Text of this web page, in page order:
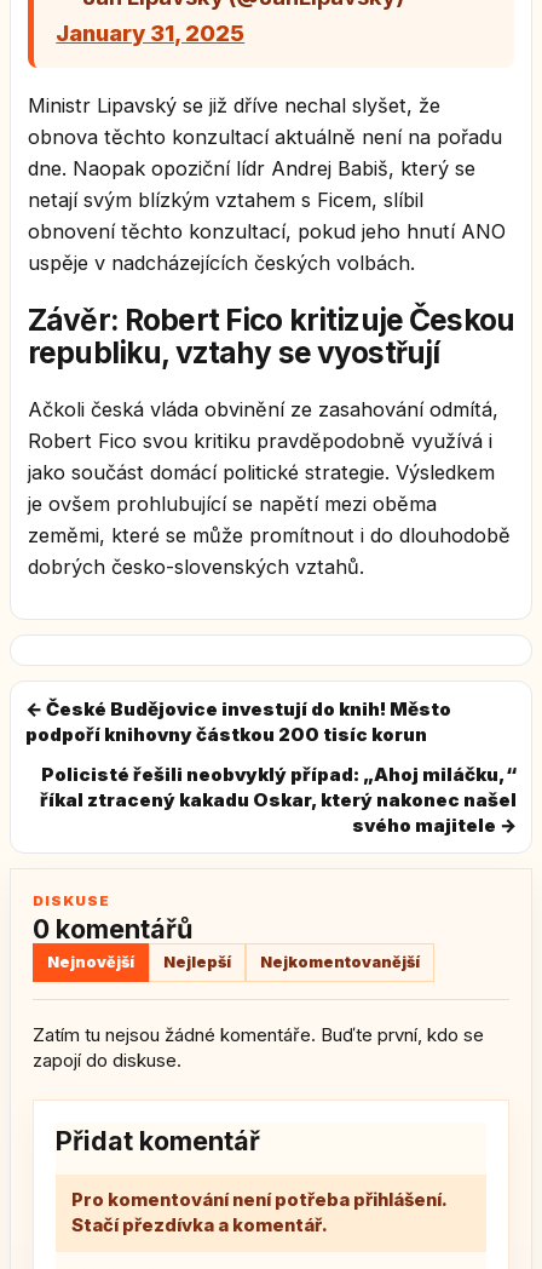
January 31, 2025
Ministr Lipavský se již dříve nechal slyšet, že
obnova těchto konzultací aktuálně není na pořadu
dne. Naopak opoziční lídr Andrej Babiš, který se
netají svým blízkým vztahem s Ficem, slíbil
obnovení těchto konzultací, pokud jeho hnutí ANO
uspěje v nadcházejících českých volbách.
Závěr: Robert Fico kritizuje Českou
republiku, vztahy se vyostřují
Ačkoli česká vláda obvinění ze zasahování odmítá,
Robert Fico svou kritiku pravděpodobně využívá i
jako součást domácí politické strategie. Výsledkem
je ovšem prohlubující se napětí mezi oběma
zeměmi, které se může promítnout i do dlouhodobě
dobrých česko-slovenských vztahů.
← České Budějovice investují do knih! Město
podpoří knihovny částkou 200 tisíc korun
Policisté řešili neobvyklý případ: „Ahoj miláčku,“
říkal ztracený kakadu Oskar, který nakonec našel
svého majitele →
DISKUSE
0 komentářů
Nejnovější Nejlepší Nejkomentovanější
Zatím tu nejsou žádné komentáře. Buďte první, kdo se
zapojí do diskuse.
Přidat komentář
Pro komentování není potřeba přihlášení.
Stačí přezdívka a komentář.